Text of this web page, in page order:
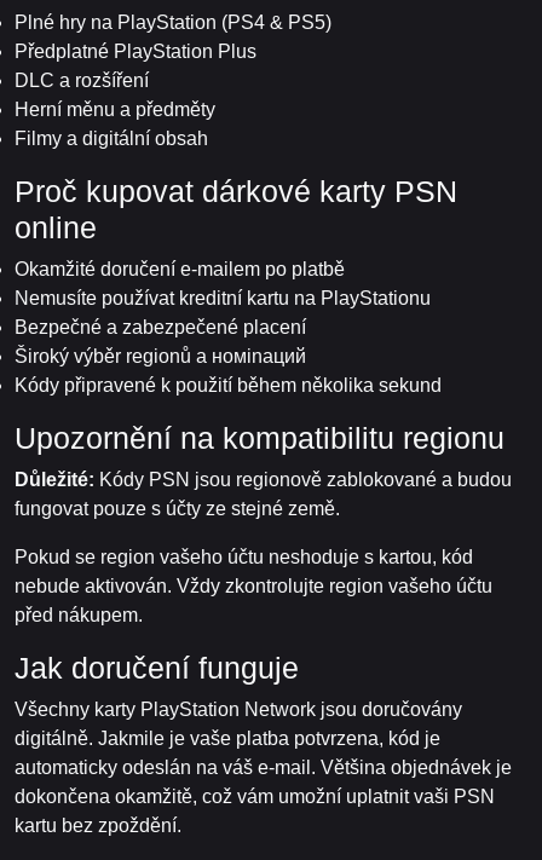
Plné hry na PlayStation (PS4 & PS5)
Předplatné PlayStation Plus
DLC a rozšíření
Herní měnu a předměty
Filmy a digitální obsah
Proč kupovat dárkové karty PSN
online
Okamžité doručení e-mailem po platbě
Nemusíte používat kreditní kartu na PlayStationu
Bezpečné a zabezpečené placení
Široký výběr regionů a номinaций
Kódy připravené k použití během několika sekund
Upozornění na kompatibilitu regionu
Důležité: Kódy PSN jsou regionově zablokované a budou
fungovat pouze s účty ze stejné země.
Pokud se region vašeho účtu neshoduje s kartou, kód
nebude aktivován. Vždy zkontrolujte region vašeho účtu
před nákupem.
Jak doručení funguje
Všechny karty PlayStation Network jsou doručovány
digitálně. Jakmile je vaše platba potvrzena, kód je
automaticky odeslán na váš e-mail. Většina objednávek je
dokončena okamžitě, což vám umožní uplatnit vaši PSN
kartu bez zpoždění.